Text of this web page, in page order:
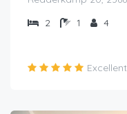
2
1 4
Excellent